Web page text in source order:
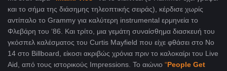
και το σήμα της διάσημης τηλεοπτικής σειράς), κέρδισε χωρίς
αντίπαλο το Grammy για καλύτερη instrumental ερμηνεία το
Φλεβάρη του ‘86. Και τρίτο, μια γεμάτη συναίσθημα διασκευή του
γκόσπελ καλέσματος του Curtis Mayfield που είχε φθάσει στο Νο
14 στο Billboard, είκοσι ακριβώς χρόνια πριν το καλοκαίρι του Live
Aid, από τους ιστορικούς Impressions. Το αιώνιο “People Get